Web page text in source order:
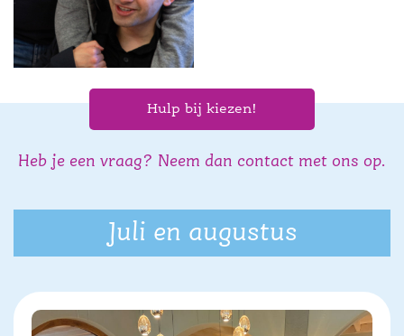
Heb je een vraag? Neem dan contact met ons op.
Hulp bij kiezen!
Juli en augustus